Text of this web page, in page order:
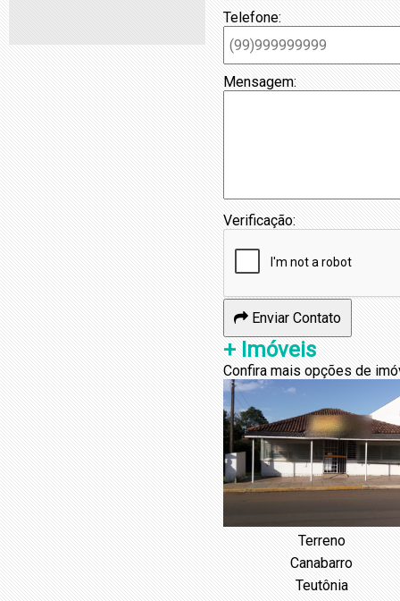
Telefone:
Mensagem:
Verificação:
Enviar Contato
+ Imóveis
Confira mais opções de
Terreno
Canabarro
Teutônia